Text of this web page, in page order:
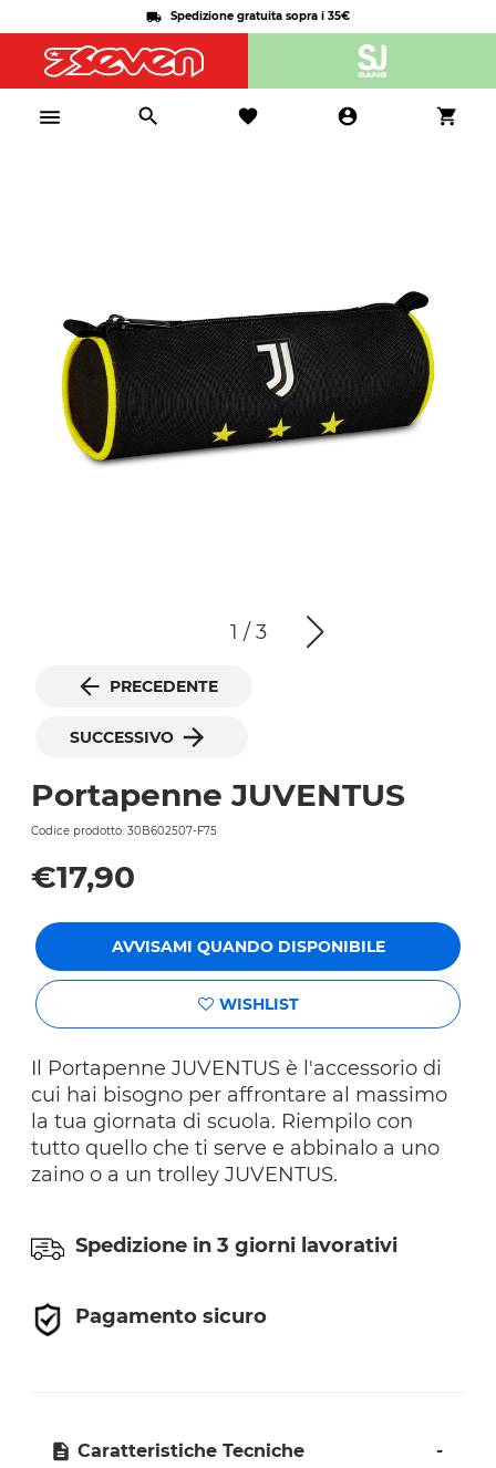
Spedizione gratuita sopra i 35€
1 / 3
PRECEDENTE
SUCCESSIVO
Portapenne JUVENTUS
Codice prodotto: 30B602507-F75
€17,90
AVVISAMI QUANDO DISPONIBILE
WISHLIST
Il Portapenne JUVENTUS è l'accessorio di
cui hai bisogno per affrontare al massimo
la tua giornata di scuola. Riempilo con
tutto quello che ti serve e abbinalo a uno
zaino o a un trolley JUVENTUS.
Spedizione in 3 giorni lavorativi
Pagamento sicuro
Caratteristiche Tecniche